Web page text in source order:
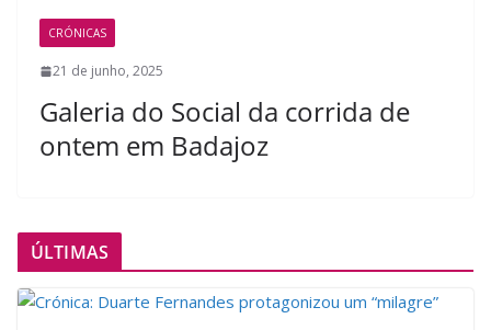
CRÓNICAS
21 de junho, 2025
Galeria do Social da corrida de
ontem em Badajoz
ÚLTIMAS